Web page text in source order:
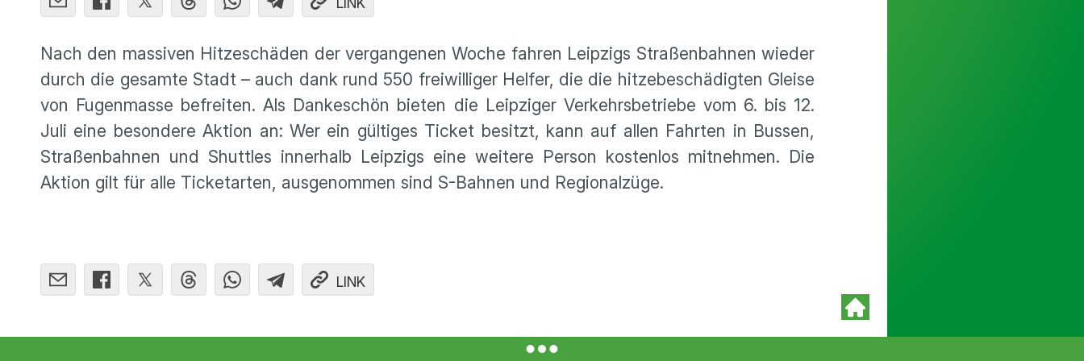
Nach den massiven Hitzeschäden der vergangenen Woche fahren Leipzigs Straßenbahnen wieder
durch die gesamte Stadt – auch dank rund 550 freiwilliger Helfer, die die hitzebeschädigten Gleise
von Fugenmasse befreiten. Als Dankeschön bieten die Leipziger Verkehrsbetriebe vom 6. bis 12.
Juli eine besondere Aktion an: Wer ein gültiges Ticket besitzt, kann auf allen Fahrten in Bussen,
Straßenbahnen und Shuttles innerhalb Leipzigs eine weitere Person kostenlos mitnehmen. Die
Aktion gilt für alle Ticketarten, ausgenommen sind S-Bahnen und Regionalzüge.
LINK